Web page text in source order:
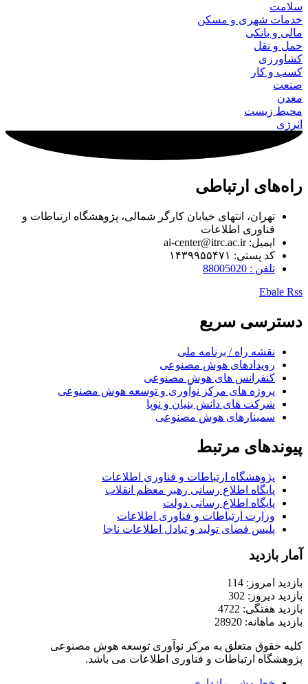
سلامت
خدمات شهری و مسکن
مالی و بانکی
حمل و نقل
کشاورزی
کسب و کار
صنعت
معدن
محیط زیست
انرژی
راه‌های ارتباطی
تهران، انتهای خیابان کارگر شمالی، پژوهشگاه ارتباطات و
فناوری اطلاعات
ایمیل: ai-center@itrc.ac.ir
کد پستی: ۱۴۳۹۹۵۵۴۷۱
تلفن : 88005020
Ebale Rss
دسترسی سریع
نقشه راه / برنامه ملی
رویدادهای هوش مصنوعی
کنفرانس های هوش مصنوعی
پروژه های مرکز نوآوری و توسعه هوش مصنوعی
شرکت های دانش بنیان و نوپا
سمینارهای هوش مصنوعی
پیوندهای مرتبط
پژوهشگاه ارتباطات و فناوری اطلاعات
پایگاه اطلاع رسانی رهبر معظم انقلاب
پایگاه اطلاع رسانی دولت
وزارت ارتباطات و فناوری اطلاعات
پلیس فضای تولید و تبادل اطلاعات ناجا
آمار بازدید
بازدید امروز: 114
بازدید دیروز: 302
بازدید هفتگی: 4722
بازدید ماهانه: 28920
کلیه حقوق متعلق به مرکز نوآوری توسعه هوش مصنوعی
پژوهشگاه ارتباطات و فناوری اطلاعات می باشد.